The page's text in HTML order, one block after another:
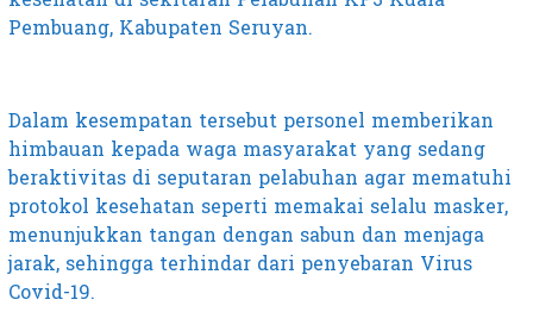
Pembuang, Kabupaten Seruyan.
Dalam kesempatan tersebut personel memberikan
himbauan kepada waga masyarakat yang sedang
beraktivitas di seputaran pelabuhan agar mematuhi
protokol kesehatan seperti memakai selalu masker,
menunjukkan tangan dengan sabun dan menjaga
jarak, sehingga terhindar dari penyebaran Virus
Covid-19.